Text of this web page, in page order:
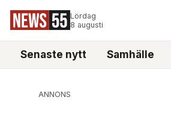
Lördag
8 augusti
Senaste nytt Samhälle
ANNONS